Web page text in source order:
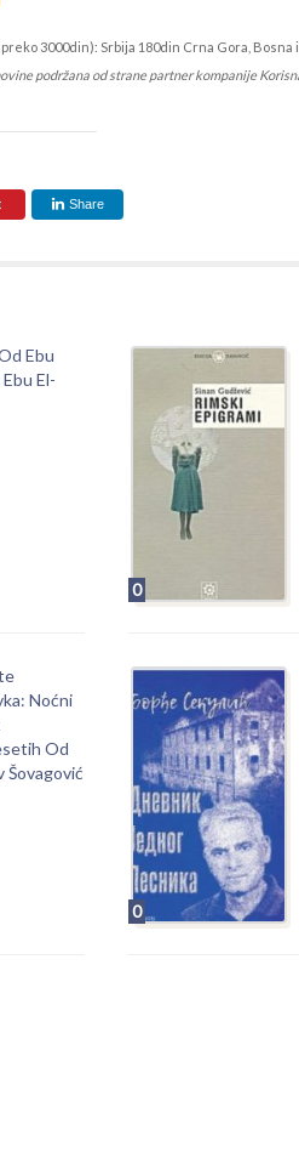
3000din): Srbija 180din Crna Gora, Bosna i
podržana od strane partner kompanije
Share
Ebu
El-
0
Noćni
Od
Šovagović
0